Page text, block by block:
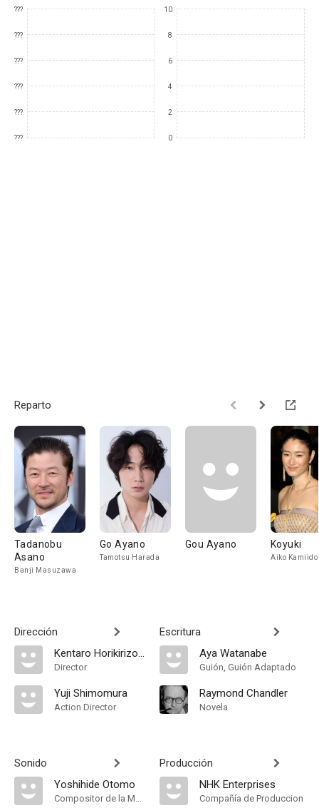
???
???
???
???
???
???
10
8
6
4
2
0
Reparto
Tadanobu
Asano
Banji Masuzawa
Go Ayano
Tamotsu Harada
Gou Ayano Koyuki
Aiko Kamiido
Dirección
Kentaro Horikirizono
Director
Yuji Shimomura
Action Director
Sonido
Yoshihide Otomo
Compositor de la Música Original
Escritura
Aya Watanabe
Guión, Guión Adaptado
Raymond Chandler
Novela
Producción
NHK Enterprises
Compañía de Produccion